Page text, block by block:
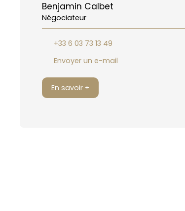
Benjamin Calbet
Négociateur
+33 6 03 73 13 49
Envoyer un e-mail
En savoir +